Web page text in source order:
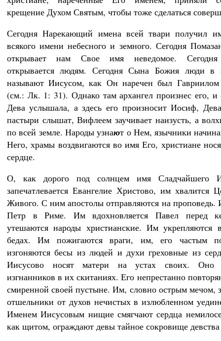
крещение Духом Святым, чтобы тоже сделаться
Сегодня Нарекающий имена всей твари получил
всякого имени небесного и земного. Сегодня
открывает нам Свое имя неведомое.
открывается людям. Сегодня Сына Божия люди в
называют Иисусом, как Он наречен был Гавриилом
(см.: Лк. 1: 31). Однако там архангел произнес его, и
Дева услышала, а здесь его произносит Иосиф,
пастыри слышат, Вифлеем заучивает наизусть, а
по всей земле. Народы узнают о Нем, язычники
Него, храмы воздвигаются во имя Его, христиане
сердце.
О, как дорого под солнцем имя Сладчайшего
запечатлевается Евангелие Христово, им хвалится
Живого. С ним апостолы отправляются на проповедь.
Петр в Риме. Им вдохновляется Павел перед
утешаются народы христианские. Им укрепляются
бедах. Им пожигаются враги, им, его частым
изгоняются бесы из людей и духи греховные из
Иисусово носят матери на устах своих. Оно
изгнанников в их скитаниях. Его непрестанно
смиренной своей пустыне. Им, словно острым мечом,
отшельники от духов нечистых в излюбленном
Именем Иисусовым нищие смягчают сердца
как щитом, ограждают девы тайное сокровище девства